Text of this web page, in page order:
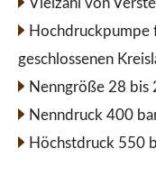
Vielzahl von
Hochdruckpumpe
geschlossenen
Nenngröße 28 bis
Nenndruck 400
Höchstdruck 550